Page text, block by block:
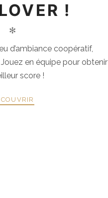
!
✻
d’ambiance coopératif,
en équipe pour obtenir
score !